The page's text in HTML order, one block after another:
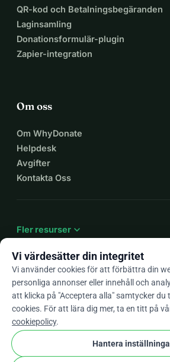
QR-kod och Betalningsbegäranden
Laginsamling
Donationsformulär-plugin
Zapier-integration
Om oss
Om WhyDonate
Helpdesk
Avgifter
Kontakta Oss
Fler resurser expand_more
Sv arrow_drop_down
★★★★★4,9 / 5 baserat på 500+
Vi värdesätter din integritet
Vi använder cookies för att förbättra din
personliga annonser eller innehåll och
att klicka på "Acceptera alla" samtycker du
cookies. För att lära dig mer, ta en titt på
cookiepolicy.
Hantera